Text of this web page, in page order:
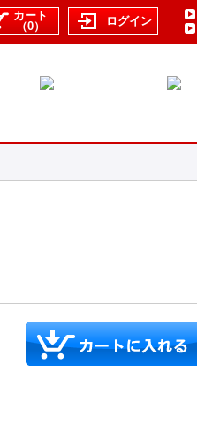
カート
（0）
ログイン